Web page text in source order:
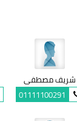
شريف مصطفى
01111100291